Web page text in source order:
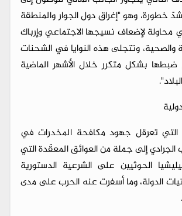
خطورة، وهو "إغراق دول الجوار والمنطقة
محاولة لإضعاف نسيجها الاجتماعي وإرباك
والصحية، وتتجلى هذه النوايا في الشحنات
ضبطها بشكل متكرر خلال الأشهر الماضية
التي تعرقل جهود مكافحة المخدرات في
الجرادي إلى جملة من العوائق المعقّدة التي
الحوثيين على الشرعية الدستورية
الدولة، وما أسفرت عنه الحرب على مدى